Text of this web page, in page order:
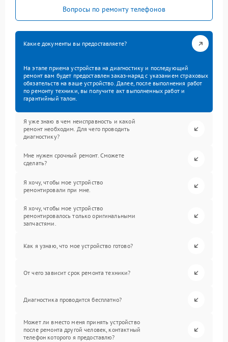
Вопросы по ремонту телефонов
Какие документы вы предоставляете?
На этапе приема устройства на диагностику и последующий
ремонт вам будет предоставлен заказ-наряд с указанием страховых
обязательств на ваше устройство. Далее, после выполнения работ
по ремонту техники, вы получите акт выполненных работ и
гарантийный талон.
Я уже знаю в чем неисправность и какой
ремонт необходим. Для чего проводить
диагностику?
Мне нужен срочный ремонт. Сможете
сделать?
Я хочу, чтобы мое устройство
ремонтировали при мне.
Я хочу, чтобы мое устройство
ремонтировалось только оригинальными
запчастями.
Как я узнаю, что мое устройство готово?
От чего зависит срок ремонта техники?
Диагностика проводится бесплатно?
Может ли вместо меня принять устройство
после ремонта другой человек, контактный
телефон которого я предоставлю?